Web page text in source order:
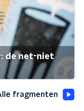
de net-niet
fragmenten